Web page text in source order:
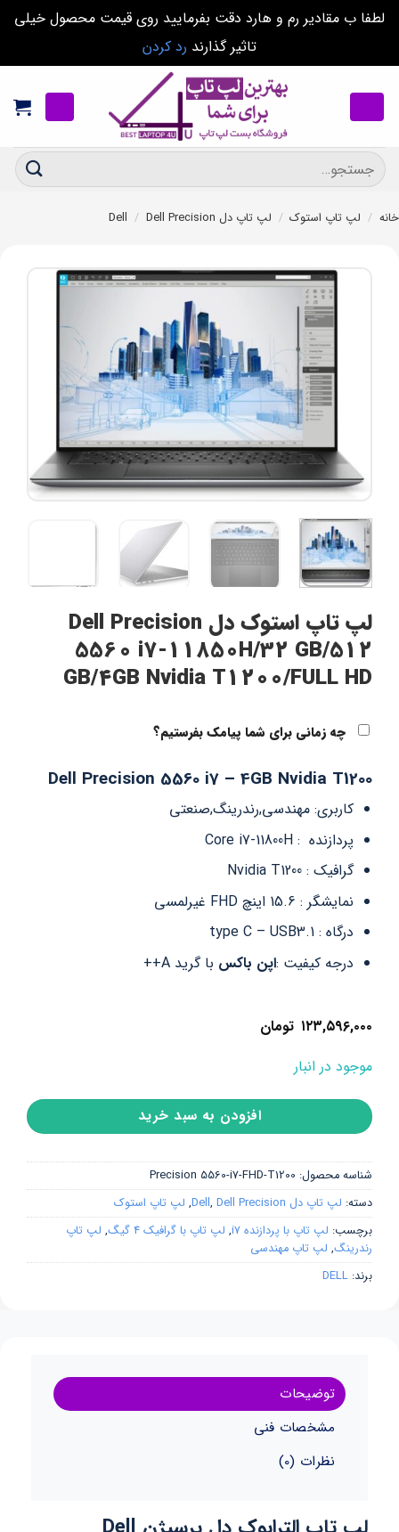
لطفا ب مقادیر رم و هارد دقت بفرمایید روی قیمت محصول خیلی
تاثیر گذارند رد کردن
content
جستجو
برای:
خانه / لپ تاپ استوک / لپ تاپ دل Dell / Dell Precision
لپ تاپ استوک دل Dell Precision
5560 i7-11850H/32 GB/512
GB/4GB Nvidia T1200/FULL HD
چه زمانی برای شما پیامک بفرستیم؟
Dell Precision 5560 i7 – 4GB Nvidia T1200
کاربری: مهندسی,رندرینگ,صنعتی
پردازنده : Core i7-11800H
گرافیک : Nvidia T1200
نمایشگر : 15.6 اینچ FHD غیرلمسی
درگاه : type C – USB3.1
درجه کیفیت :اپن باکس با گرید A++
۱۲۳,۵۹۶,۰۰۰ تومان
موجود در انبار
افزودن به سبد خرید
شناسه محصول: Precision 5560-i7-FHD-T1200
دسته: لپ تاپ دل Dell , Dell Precision
, لپ تاپ استوک
برچسب: لپ تاپ با پردازنده i7 , لپ تاپ با گرافیک 4 گیگ , لپ تاپ
رندرینگ, لپ تاپ مهندسی
برند: DELL
توضیحات
مشخصات فنی
نظرات (0)